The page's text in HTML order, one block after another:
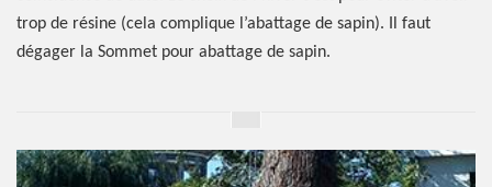
trop de résine (cela complique l’abattage de sapin). Il faut
dégager la Sommet pour abattage de sapin.